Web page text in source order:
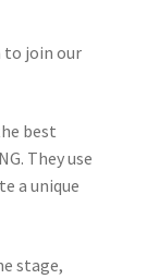
to join our
best
They use
a unique
stage,